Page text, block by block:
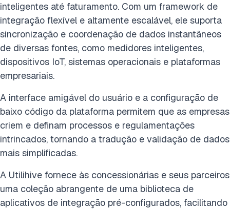
inteligentes até faturamento. Com um framework de
integração flexível e altamente escalável, ele suporta
sincronização e coordenação de dados instantâneos
de diversas fontes, como medidores inteligentes,
dispositivos IoT, sistemas operacionais e plataformas
empresariais.
A interface amigável do usuário e a configuração de
baixo código da plataforma permitem que as empresas
criem e definam processos e regulamentações
intrincados, tornando a tradução e validação de dados
mais simplificadas.
A Utilihive fornece às concessionárias e seus parceiros
uma coleção abrangente de uma biblioteca de
aplicativos de integração pré-configurados, facilitando